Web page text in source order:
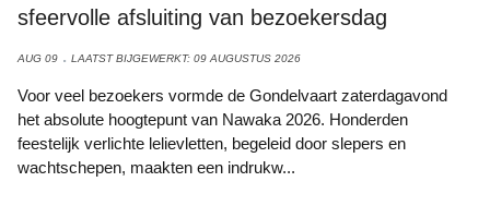
sfeervolle afsluiting van bezoekersdag
AUG 09 LAATST BIJGEWERKT: 09 AUGUSTUS 2026
Voor veel bezoekers vormde de Gondelvaart zaterdagavond
het absolute hoogtepunt van Nawaka 2026. Honderden
feestelijk verlichte lelievletten, begeleid door slepers en
wachtschepen, maakten een indrukw...